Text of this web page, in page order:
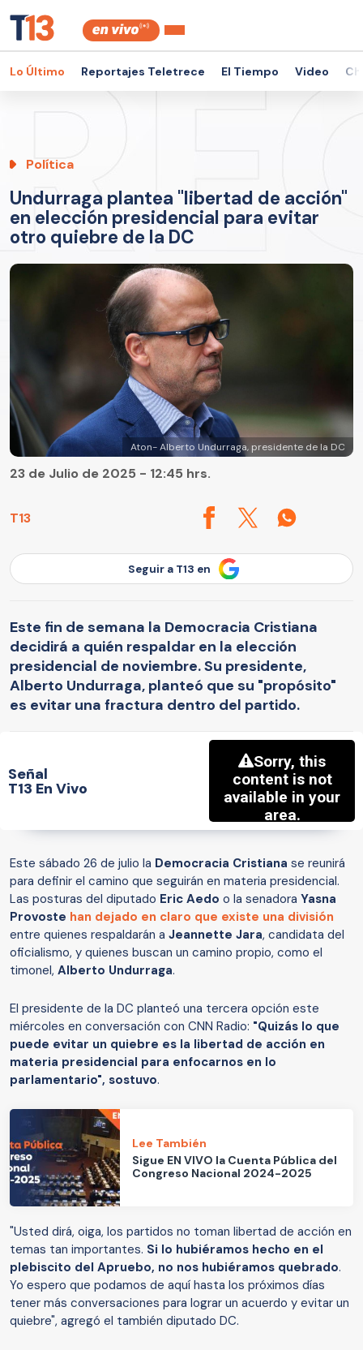
Lo Último Reportajes Teletrece El Tiempo Video
Política
Undurraga plantea "libertad de acción"
en elección presidencial para evitar
otro quiebre de la DC
Aton- Alberto Undurraga, presidente de la DC
T13
23 de Julio de 2025 - 12:45 hrs.
Seguir a T13 en
Este fin de semana la Democracia Cristiana
decidirá a quién respaldar en la elección
presidencial de noviembre. Su presidente,
Alberto Undurraga, planteó que su "propósito"
es evitar una fractura dentro del partido.
Señal
T13 En Vivo
Este sábado 26 de julio la Democracia Cristiana se reunirá
para definir el camino que seguirán en materia presidencial.
Las posturas del diputado Eric Aedo o la senadora Yasna
Provoste han dejado en claro que existe una división
entre quienes respaldarán a Jeannette Jara, candidata del
oficialismo, y quienes buscan un camino propio, como el
timonel, Alberto Undurraga.
El presidente de la DC planteó una tercera opción este
miércoles en conversación con CNN Radio: "Quizás lo que
puede evitar un quiebre es la libertad de acción en
materia presidencial para enfocarnos en lo
parlamentario", sostuvo.
Lee También
Sigue EN VIVO la Cuenta Pública del
Congreso Nacional 2024-2025
"Usted dirá, oiga, los partidos no toman libertad de acción en
temas tan importantes. Si lo hubiéramos hecho en el
plebiscito del Apruebo, no nos hubiéramos quebrado.
Yo espero que podamos de aquí hasta los próximos días
tener más conversaciones para lograr un acuerdo y evitar un
quiebre", agregó el también diputado DC.